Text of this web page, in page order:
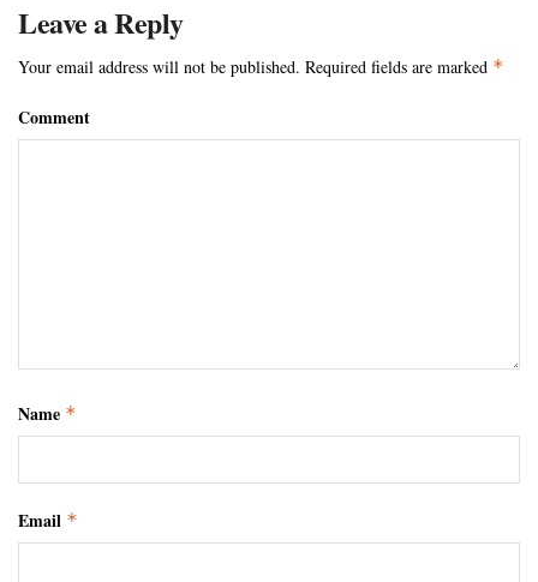
Leave a Reply
Your email address will not be published. Required fields are marked *
Comment
Name *
Email *